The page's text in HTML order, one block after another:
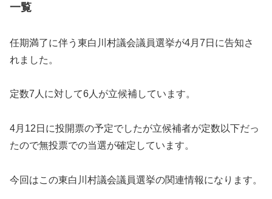
一覧
任期満了に伴う東白川村議会議員選挙が4月7日に告知さ
れました。
定数7人に対して6人が立候補しています。
4月12日に投開票の予定でしたが立候補者が定数以下だっ
たので無投票での当選が確定しています。
今回はこの東白川村議会議員選挙の関連情報になります。